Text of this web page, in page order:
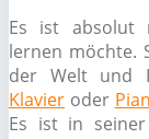
Es ist absolut
lernen möchte.
der Welt und
Klavier oder
Es ist in